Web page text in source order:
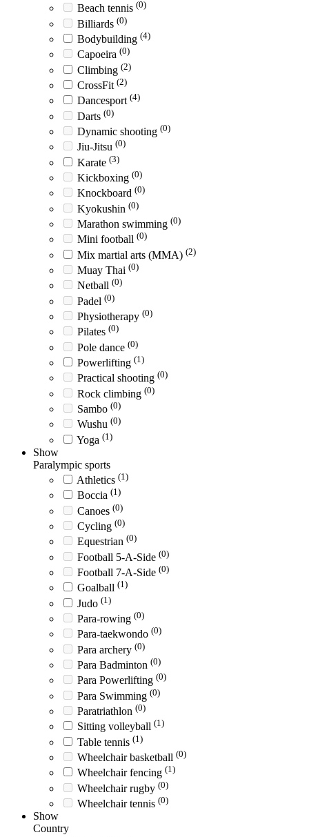
Beach tennis (0)
Billiards (0)
Bodybuilding (4)
Capoeira (0)
Climbing (2)
CrossFit (2)
Dancesport (4)
Darts (0)
Dynamic shooting (0)
Jiu-Jitsu (0)
Karate (3)
Kickboxing (0)
Knockboard (0)
Kyokushin (0)
Marathon swimming (0)
Mini football (0)
Mix martial arts (MMA) (2)
Muay Thai (0)
Netball (0)
Padel (0)
Physiotherapy (0)
Pilates (0)
Pole dance (0)
Powerlifting (1)
Practical shooting (0)
Rock climbing (0)
Sambo (0)
Wushu (0)
Yoga (1)
Show
Paralympic sports
Athletics (1)
Boccia (1)
Canoes (0)
Cycling (0)
Equestrian (0)
Football 5-A-Side (0)
Football 7-A-Side (0)
Goalball (1)
Judo (1)
Para-rowing (0)
Para-taekwondo (0)
Para archery (0)
Para Badminton (0)
Para Powerlifting (0)
Para Swimming (0)
Paratriathlon (0)
Sitting volleyball (1)
Table tennis (1)
Wheelchair basketball (0)
Wheelchair fencing (1)
Wheelchair rugby (0)
Wheelchair tennis (0)
Show
Country